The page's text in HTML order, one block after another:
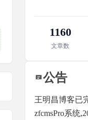
1160
文章数
公告
王明昌博客已
zfcmsPro系统